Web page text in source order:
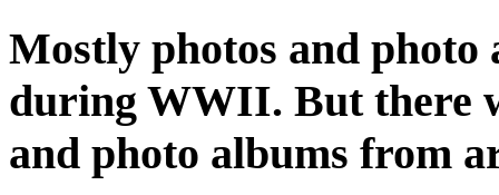
Mostly photos and
during WWII. But there
and photo albums from